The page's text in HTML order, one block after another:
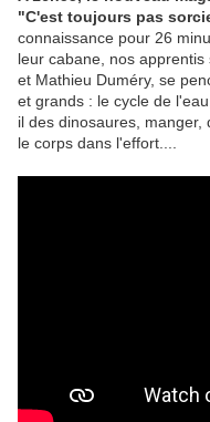
"C'est toujours pas
connaissance pour 26
leur cabane, nos
et Mathieu Duméry, se
et grands : le cycle de
il des dinosaures,
le corps dans l'effort....